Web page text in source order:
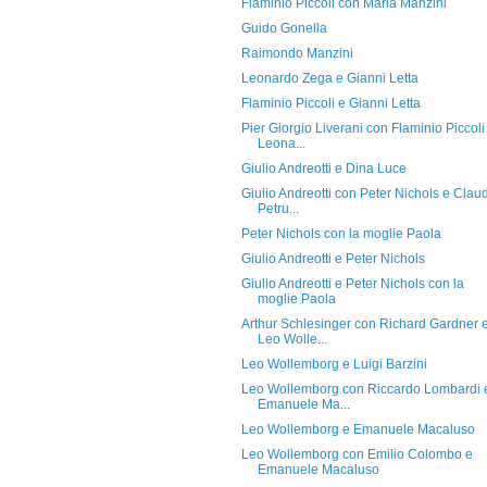
Flaminio Piccoli con Maria Manzini
Guido Gonella
Raimondo Manzini
Leonardo Zega e Gianni Letta
Flaminio Piccoli e Gianni Letta
Pier Giorgio Liverani con Flaminio Piccoli
Leona...
Giulio Andreotti e Dina Luce
Giulio Andreotti con Peter Nichols e
Petru...
Peter Nichols con la moglie Paola
Giulio Andreotti e Peter Nichols
Giulio Andreotti e Peter Nichols con la
moglie Paola
Arthur Schlesinger con Richard Gardner e
Leo Wolle...
Leo Wollemborg e Luigi Barzini
Leo Wollemborg con Riccardo Lombardi
Emanuele Ma...
Leo Wollemborg e Emanuele Macaluso
Leo Wollemborg con Emilio Colombo e
Emanuele Macaluso